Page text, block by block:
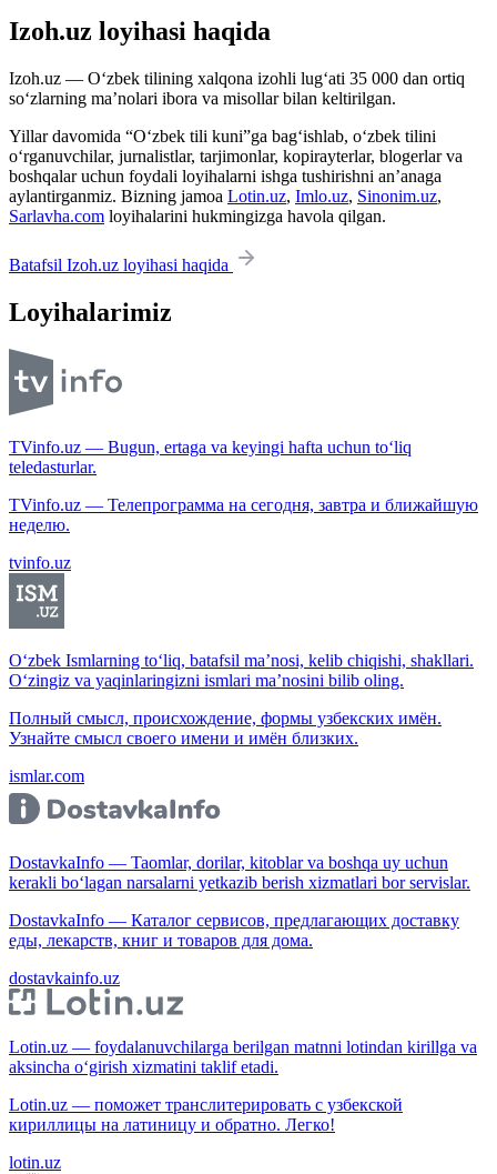
Izoh.uz loyihasi haqida
Izoh.uz — O‘zbek tilining xalqona izohli lug‘ati 35 000 dan ortiq
so‘zlarning ma’nolari ibora va misollar bilan keltirilgan.
Yillar davomida “O‘zbek tili kuni”ga bag‘ishlab, o‘zbek tilini
o‘rganuvchilar, jurnalistlar, tarjimonlar, kopirayterlar, blogerlar va
boshqalar uchun foydali loyihalarni ishga tushirishni an’anaga
aylantirganmiz. Bizning jamoa Lotin.uz, Imlo.uz, Sinonim.uz,
Sarlavha.com loyihalarini hukmingizga havola qilgan.
Batafsil Izoh.uz loyihasi haqida
Loyihalarimiz
TVinfo.uz — Bugun, ertaga va keyingi hafta uchun to‘liq
teledasturlar.
TVinfo.uz — Телепрограмма на сегодня, завтра и ближайшую
неделю.
tvinfo.uz
O‘zbek Ismlarning to‘liq, batafsil ma’nosi, kelib chiqishi, shakllari.
O‘zingiz va yaqinlaringizni ismlari ma’nosini bilib oling.
Полный смысл, происхождение, формы узбекских имён.
Узнайте смысл своего имени и имён близких.
ismlar.com
DostavkaInfo — Taomlar, dorilar, kitoblar va boshqa uy uchun
kerakli bo‘lagan narsalarni yetkazib berish xizmatlari bor servislar.
DostavkaInfo — Каталог сервисов, предлагающих доставку
еды, лекарств, книг и товаров для дома.
dostavkainfo.uz
Lotin.uz — foydalanuvchilarga berilgan matnni lotindan kirillga va
aksincha o‘girish xizmatini taklif etadi.
Lotin.uz — поможет транслитерировать с узбекской
кириллицы на латиницу и обратно. Легко!
lotin.uz